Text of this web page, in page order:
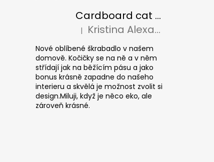
Cardboard cat scratcher CUBE Colour
The product rating is 5 out of 5 stars.
| Kristina Alexandrová
Nové oblíbené škrabadlo v našem
domově. Kočičky se na ně a v něm
střídají jak na běžícím pásu a jako
bonus krásně zapadne do našeho
interieru a skvělá je možnost zvolit si
design.Miluji, když je něco eko, ale
zároveň krásné.